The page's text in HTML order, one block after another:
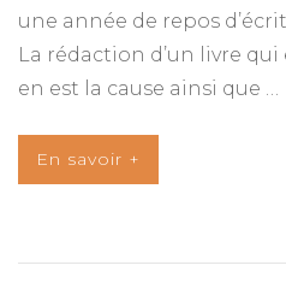
une année de repos
La rédaction d’un livre
en est la cause ainsi que …
En savoir +